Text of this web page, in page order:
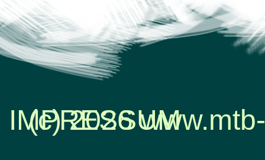
IMPRESSUM
(c) 2026